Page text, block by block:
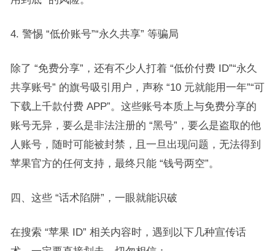
4. 警惕 “低价账号”“永久共享” 等骗局​
除了 “免费分享”，还有不少人打着 “低价付费 ID”“永久
共享账号” 的旗号吸引用户，声称 “10 元就能用一年”“可
下载上千款付费 APP”。这些账号本质上与免费分享的
账号无异，要么是非法注册的 “黑号”，要么是盗取的他
人账号，随时可能被封禁，且一旦出现问题，无法得到
苹果官方的任何支持，最终只能 “钱号两空”。​
四、这些 “话术陷阱”，一眼就能识破​
在搜索 “苹果 ID” 相关内容时，遇到以下几种宣传话